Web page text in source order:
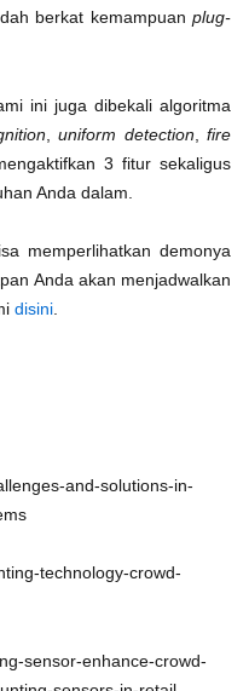
berkat kemampuan plug-
ini juga dibekali algoritma
,uniform detection ,fire
3 fitur sekaligus
Anda dalam.
memperlihatkan demonya
Anda akan menjadwalkan
disini.
and-solutions-in-
technology-crowd-
sensor-enhance-crowd-